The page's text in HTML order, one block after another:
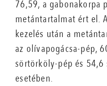
76,59, a gabonakorpa
metántartalmat ért el.
kezelés után a
az olívapogácsa-pép,
sörtörköly-pép és 54,6
esetében.